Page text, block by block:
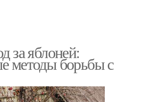
за яблоней:
методы борьбы с